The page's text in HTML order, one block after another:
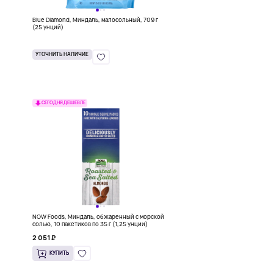
Blue Diamond, Миндаль, малосольный, 709 г
(25 унций)
УТОЧНИТЬ НАЛИЧИЕ
СЕГОДНЯ ДЕШЕВЛЕ
NOW Foods, Миндаль, обжаренный с морской
солью, 10 пакетиков по 35 г (1,25 унции)
2 051 ₽
КУПИТЬ